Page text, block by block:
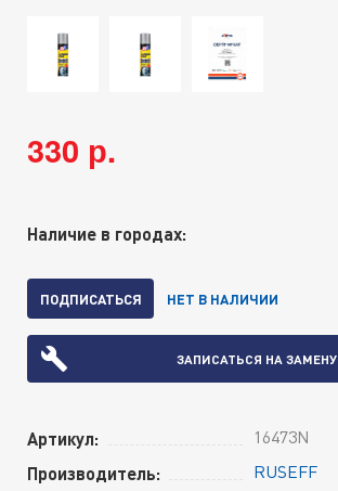
330 р.
Наличие в городах:
ПОДПИСАТЬСЯ НЕТ В НАЛИЧИИ
ЗАПИСАТЬСЯ НА ЗАМЕНУ
Артикул: 16473N
Производитель: RUSEFF